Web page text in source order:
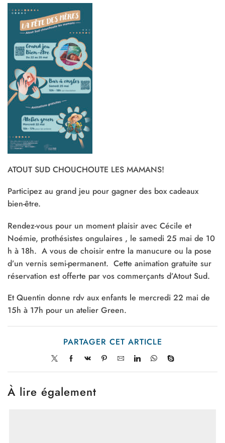
ATOUT SUD CHOUCHOUTE LES MAMANS!
Participez au grand jeu pour gagner des box cadeaux
bien-être.
Rendez-vous pour un moment plaisir avec Cécile et
Noémie, prothésistes ongulaires , le samedi 25 mai de 10
h à 18h. A vous de choisir entre la manucure ou la pose
d’un vernis semi-permanent. Cette animation gratuite sur
réservation est offerte par vos commerçants d’Atout Sud.
Et Quentin donne rdv aux enfants le mercredi 22 mai de
15h à 17h pour un atelier Green.
PARTAGER CET ARTICLE
À lire également